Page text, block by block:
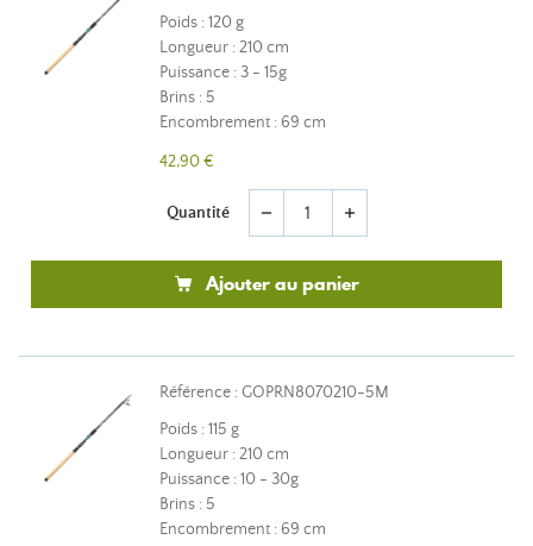
Poids : 120 g
Longueur : 210 cm
Puissance : 3 - 15g
Brins : 5
Encombrement : 69 cm
42,90 €
Quantité remove add
Ajouter au panier
Référence : GOPRN8070210-5M
Poids : 115 g
Longueur : 210 cm
Puissance : 10 - 30g
Brins : 5
Encombrement : 69 cm